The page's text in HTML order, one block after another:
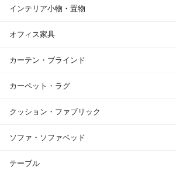
インテリア小物・置物
オフィス家具
カーテン・ブラインド
カーペット・ラグ
クッション・ファブリック
ソファ・ソファベッド
テーブル